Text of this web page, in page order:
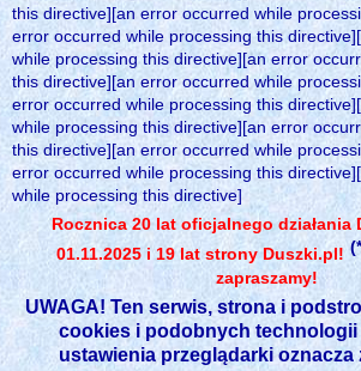
this directive][an error occurred while
error occurred while processing this
while processing this directive][an error
this directive][an error occurred while
error occurred while processing this
while processing this directive][an error
this directive][an error occurred while
error occurred while processing this
while processing this directive]
Rocznica 20 lat oficjalnego działania
01.11.2025 i 19 lat strony Duszki.pl!
zapraszamy!
UWAGA! Ten serwis, strona i
cookies i podobnych technologii
ustawienia przeglądarki oznacza